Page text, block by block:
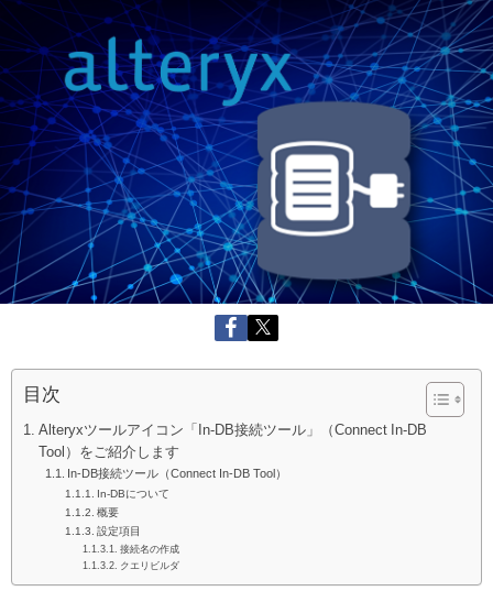
目次
Alteryxツールアイコン「In-DB接続ツール」（Connect In-DB
Tool）をご紹介します
In-DB接続ツール（Connect In-DB Tool）
In-DBについて
概要
設定項目
接続名の作成
クエリビルダ